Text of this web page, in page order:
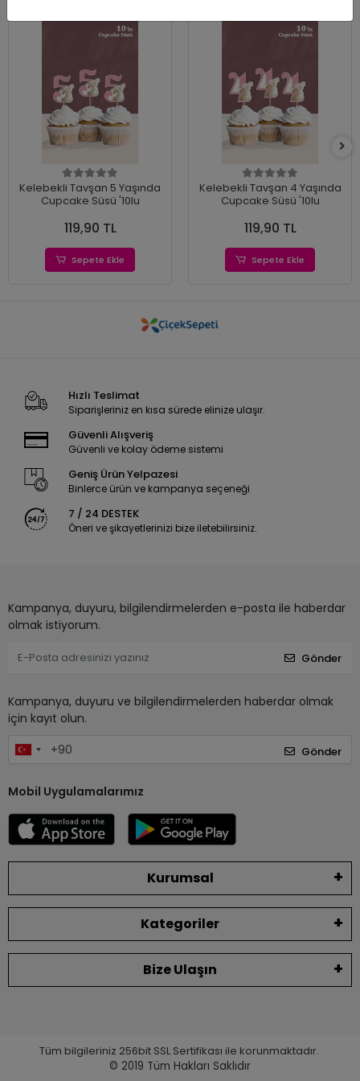
Kelebekli Tavşan 5 Yaşında
Cupcake Süsü '10lu
119,90 TL
Sepete Ekle
Kelebekli Tavşan 4 Yaşında
Cupcake Süsü '10lu
119,90 TL
Sepete Ekle
Hızlı Teslimat
Siparişleriniz en kısa sürede elinize ulaşır.
Güvenli Alışveriş
Güvenli ve kolay ödeme sistemi
Geniş Ürün Yelpazesi
Binlerce ürün ve kampanya seçeneği
7 / 24 DESTEK
Öneri ve şikayetlerinizi bize iletebilirsiniz.
Kampanya, duyuru, bilgilendirmelerden e-posta ile haberdar
olmak istiyorum.
Gönder
Kampanya, duyuru ve bilgilendirmelerden haberdar olmak
için kayıt olun.
Gönder
Mobil Uygulamalarımız
Kurumsal
Kategoriler
Bize Ulaşın
Tüm bilgileriniz 256bit SSL Sertifikası ile korunmaktadır.
© 2019 Tüm Hakları Saklıdır